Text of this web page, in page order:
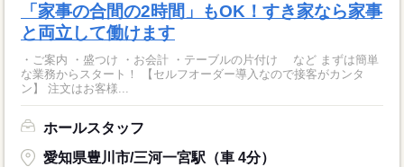
「家事の合間の2時間」もOK！すき家なら家事
と両立して働けます
・ご案内 ・盛つけ ・お会計 ・テーブルの片付け など まずは簡単
な業務からスタート！ 【セルフオーダー導入なので接客がカンタ
ン】 注文はお客様...
ホールスタッフ
愛知県豊川市/三河一宮駅（車 4分）